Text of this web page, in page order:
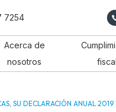
7254
Acerca de
nosotros
fiscal
SU DECLARACIÓN ANUAL